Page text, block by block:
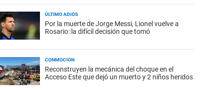
ÚLTIMO ADIÓS
Por la muerte de Jorge Messi, Lionel vuelve a
Rosario: la difícil decisión que tomó
CONMOCIÓN
Reconstruyen la mecánica del choque en el
Acceso Este que dejó un muerto y 2 niños heridos